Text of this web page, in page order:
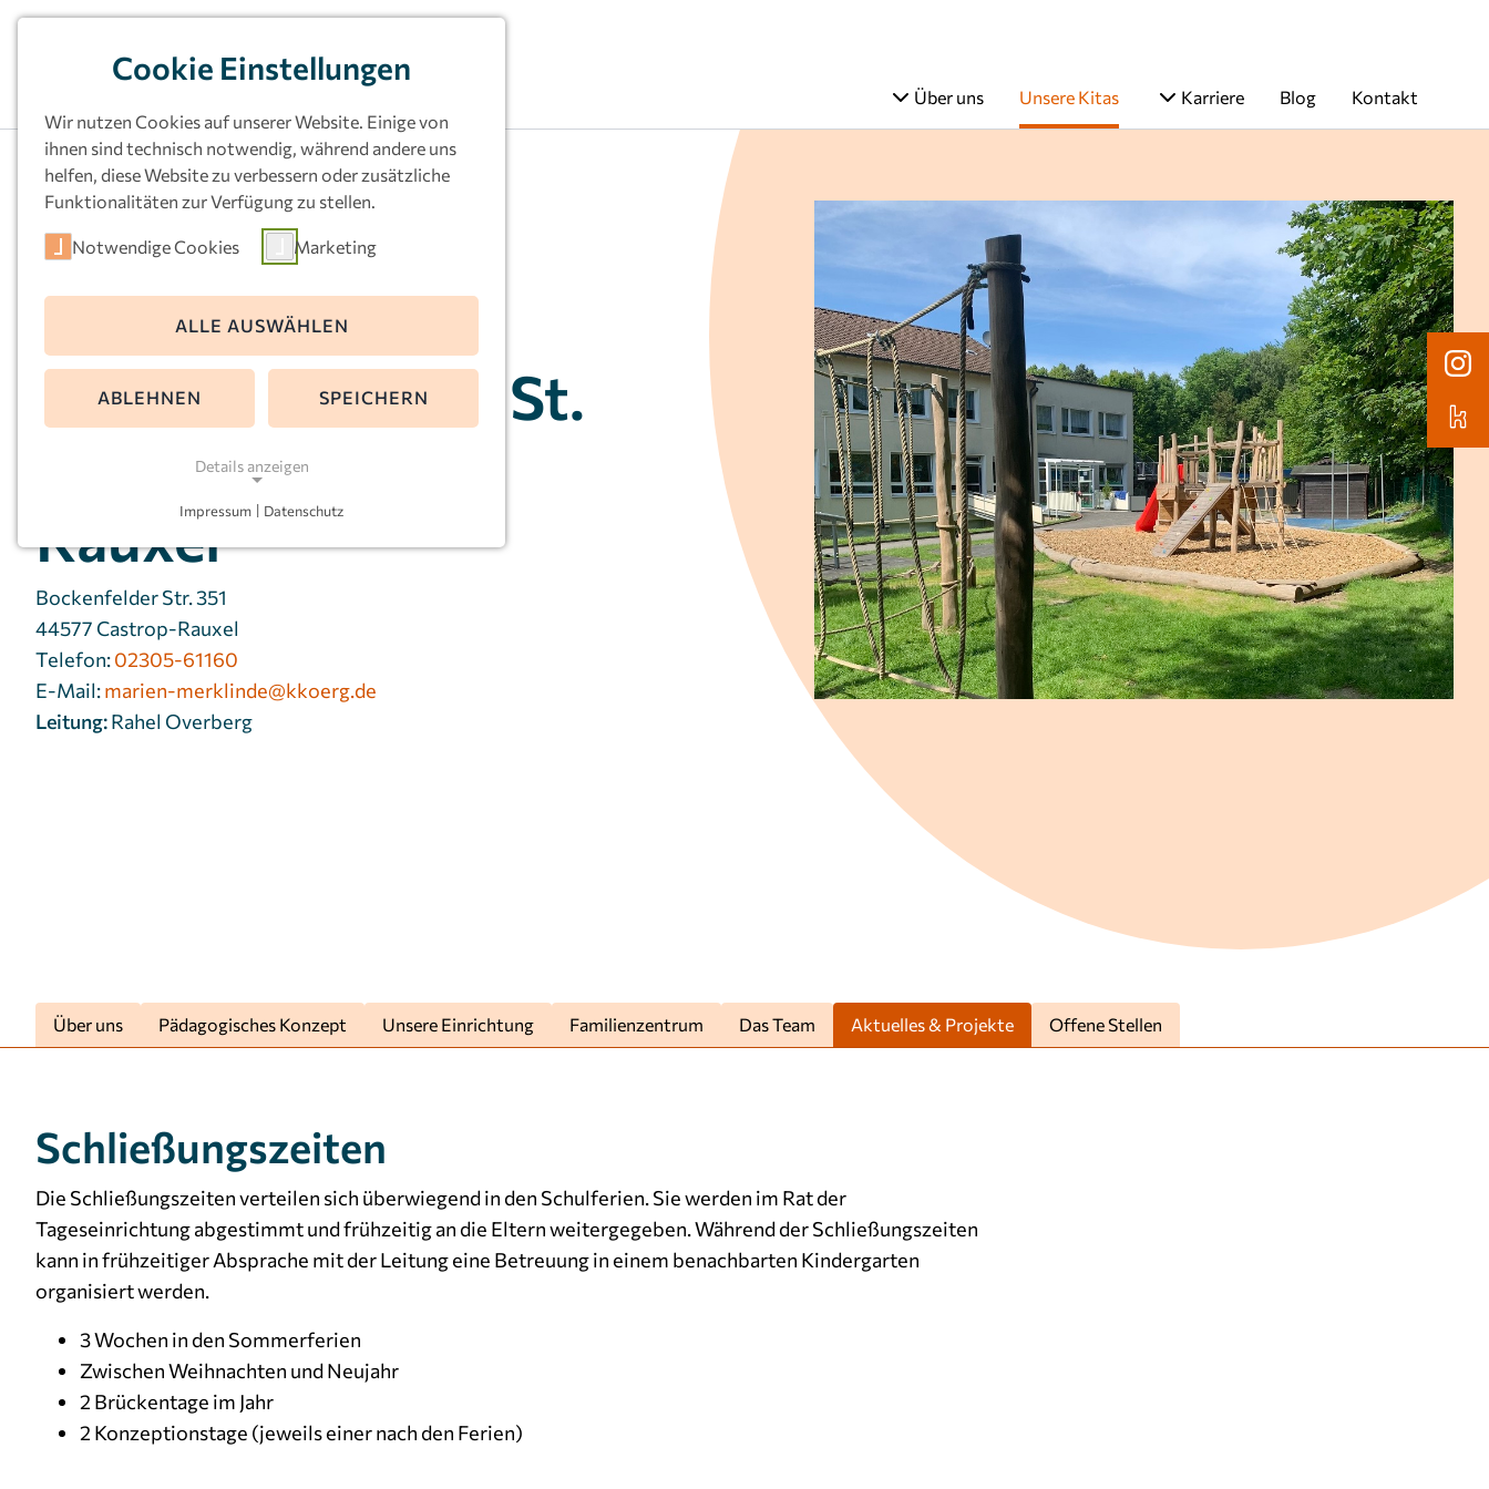
Über uns Unsere Kitas Karriere Blog Kontakt
Kath.
Familienzentrum St.
Marien, Castrop-
Rauxel
Bockenfelder Str. 351
44577 Castrop-Rauxel
Telefon:02305-61160
E-Mail:marien-merklinde@kkoerg.de
Leitung:Rahel Overberg
Über uns Pädagogisches Konzept Unsere Einrichtung Familienzentrum Das Team Aktuelles & Projekte Offene Stellen
Schließungszeiten
Die Schließungszeiten verteilen sich überwiegend in den Schulferien. Sie werden im Rat der
Tageseinrichtung abgestimmt und frühzeitig an die Eltern weitergegeben. Während der Schließungszeiten
kann in frühzeitiger Absprache mit der Leitung eine Betreuung in einem benachbarten Kindergarten
organisiert werden.
3 Wochen in den Sommerferien
Zwischen Weihnachten und Neujahr
2 Brückentage im Jahr
2 Konzeptionstage (jeweils einer nach den Ferien)
Cookie Einstellungen
Wir nutzen Cookies auf unserer Website. Einige von
ihnen sind technisch notwendig, während andere uns
helfen, diese Website zu verbessern oder zusätzliche
Funktionalitäten zur Verfügung zu stellen.
Notwendige Cookies Marketing
ALLE AUSWÄHLEN
ABLEHNEN SPEICHERN
Details anzeigen
Notwendige Cookies ermöglichen grundlegende
Funktionen und sind für die einwandfreie Funktion
der Website erforderlich.
Einverständnis-Cookie
Name: cookie_consent
verwendet, um personalisierte Werbung
anzuzeigen. Sie tun dies, indem sie Besucher über
Name: _fbp
Anbieter: Facebook
Zweck:
Anzeigen von personalisierter
Werbung und Auswertung der
Leistung von Werbekampagnen.
Cookie
Laufzeit:
3 Monate
Impressum | Datenschutz